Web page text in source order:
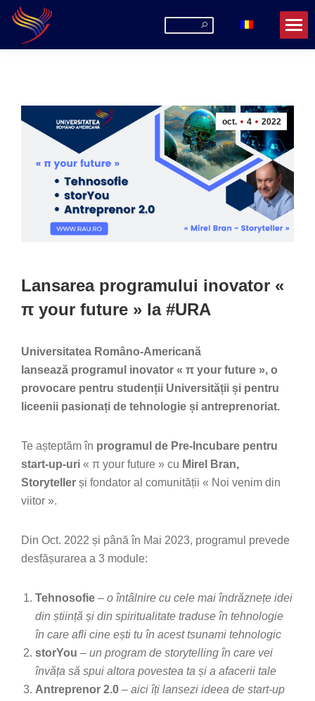
Search:
oct. 4 2022
Lansarea programului inovator «
π your future » la #URA
Universitatea Româno-Americană
lansează programul inovator « π your future », o
provocare pentru studenții Universității și pentru
liceenii pasionați de tehnologie și antreprenoriat.
Te așteptăm în programul de Pre-Incubare pentru
start-up-uri « π your future » cu Mirel Bran,
Storyteller și fondator al comunității « Noi venim din
viitor ».
Din Oct. 2022 și până în Mai 2023, programul prevede
desfășurarea a 3 module:
Tehnosofie – o întâlnire cu cele mai îndrăznețe idei
din știință și din spiritualitate traduse în tehnologie
în care afli cine ești tu în acest tsunami tehnologic
storYou – un program de storytelling în care vei
învăța să spui altora povestea ta și a afacerii tale
Antreprenor 2.0 – aici îți lansezi ideea de start-up